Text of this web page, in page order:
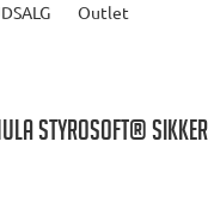
Outlet
STYROSOFT®